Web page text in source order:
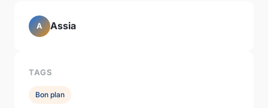
A Assia
TAGS
Bon plan